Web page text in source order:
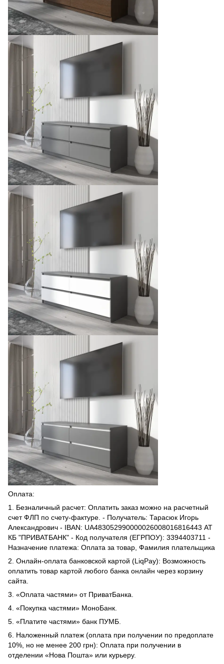
Оплата:
1. Безналичный расчет: Оплатить заказ можно на расчетный
счет ФЛП по счету-фактуре. - Получатель: Тарасюк Игорь
Александрович - IBAN: UA483052990000026008016816443 АТ
КБ "ПРИВАТБАНК" - Код получателя (ЕГРПОУ): 3394403711 -
Назначение платежа: Оплата за товар, Фамилия плательщика
2. Онлайн-оплата банковской картой (LiqPay): Возможность
оплатить товар картой любого банка онлайн через корзину
сайта.
3. «Оплата частями» от ПриватБанка.
4. «Покупка частями» МоноБанк.
5. «Платите частями» банк ПУМБ.
6. Наложенный платеж (оплата при получении по предоплате
10%, но не менее 200 грн): Оплата при получении в
отделении «Нова Пошта» или курьеру.